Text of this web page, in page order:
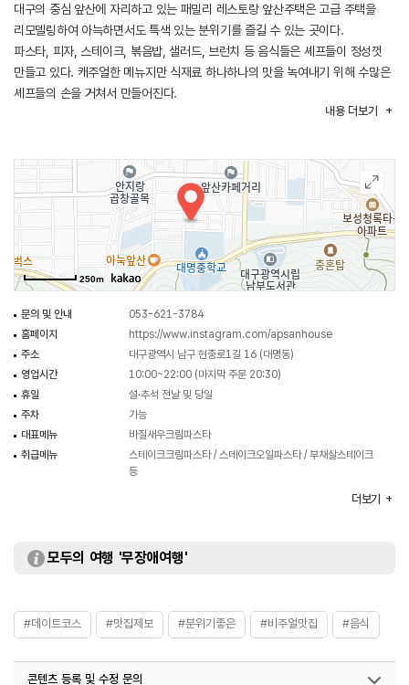
대구의 중심 앞산에 자리하고 있는 패밀리 레스토랑 앞산주택은 고급 주택을
리모델링하여 아늑하면서도 특색 있는 분위기를 즐길 수 있는 곳이다.
파스타, 피자, 스테이크, 볶음밥, 샐러드, 브런치 등 음식들은 셰프들이 정성껏
만들고 있다. 캐주얼한 메뉴지만 식재료 하나하나의 맛을 녹여내기 위해 수많은
셰프들의 손을 거쳐서 만들어진다.
내용 더보기
250m
문의 및 안내
053-621-3784
홈페이지
https://www.instagram.com/apsanhouse
주소
대구광역시 남구 현충로1길 16 (대명동)
영업시간
10:00~22:00 (마지막 주문 20:30)
휴일
설·추석 전날 및 당일
주차
가능
대표메뉴
바질새우크림파스타
취급메뉴
스테이크크림파스타 / 스테이크오일파스타 / 부채살스테이크
등
더보기
모두의 여행 '무장애여행'
#데이트코스 #맛집제보 #분위기좋은 #비주얼맛집 #음식
콘텐츠 등록 및 수정 문의